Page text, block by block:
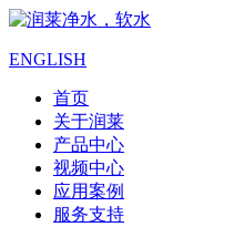
ENGLISH
首页
关于润莱
产品中心
视频中心
应用案例
服务支持